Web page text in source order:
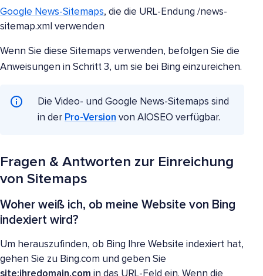
Google News-Sitemaps, die die URL-Endung /news-
sitemap.xml verwenden
Wenn Sie diese Sitemaps verwenden, befolgen Sie die
Anweisungen in Schritt 3, um sie bei Bing einzureichen.
Die Video- und Google News-Sitemaps sind
in der Pro-Version von AIOSEO verfügbar.
Fragen & Antworten zur Einreichung
von Sitemaps
Woher weiß ich, ob meine Website von Bing
indexiert wird?
Um herauszufinden, ob Bing Ihre Website indexiert hat,
gehen Sie zu Bing.com und geben Sie
site:ihredomain.com in das URL-Feld ein. Wenn die